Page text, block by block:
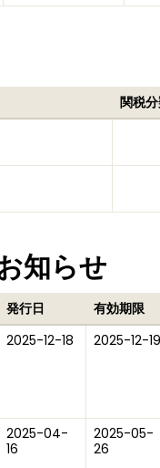
関税
知らせ
発行日 有効期限
2025-12-18 2025-12-19
2025-04-
16
2025-05-
26